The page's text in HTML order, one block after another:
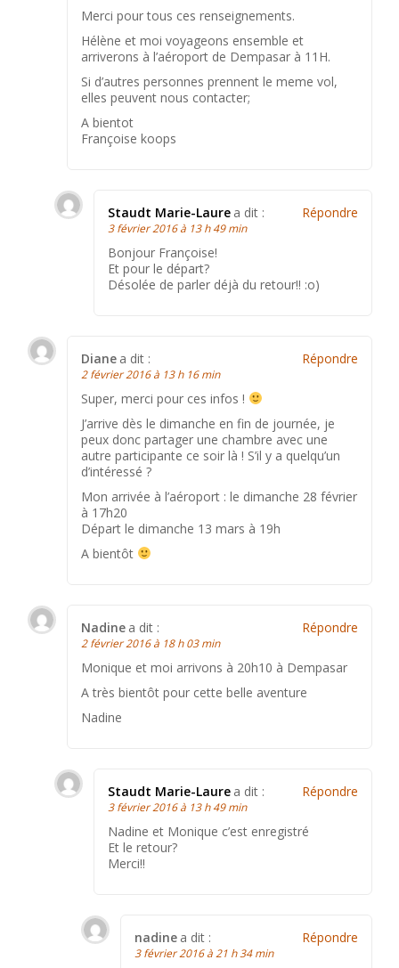
Merci pour tous ces renseignements.
Hélène et moi voyageons ensemble et
arriverons à l’aéroport de Dempasar à 11H.
Si d’autres personnes prennent le meme vol,
elles peuvent nous contacter;
A bientot
Françoise koops
Staudt Marie-Laure a dit :
3 février 2016 à 13 h 49 min
Bonjour Françoise!
Et pour le départ?
Désolée de parler déjà du retour!! :o)
Répondre
Diane a dit :
2 février 2016 à 13 h 16 min
Super, merci pour ces infos !
J’arrive dès le dimanche en fin de journée, je
peux donc partager une chambre avec une
autre participante ce soir là ! S’il y a quelqu’un
d’intéressé ?
Mon arrivée à l’aéroport : le dimanche 28 février
à 17h20
Départ le dimanche 13 mars à 19h
A bientôt
Répondre
Nadine a dit :
2 février 2016 à 18 h 03 min
Monique et moi arrivons à 20h10 à Dempasar
A très bientôt pour cette belle aventure
Nadine
Répondre
Staudt Marie-Laure a dit :
3 février 2016 à 13 h 49 min
Nadine et Monique c’est enregistré
Et le retour?
Merci!!
Répondre
nadine a dit :
3 février 2016 à 21 h 34 min
Répondre